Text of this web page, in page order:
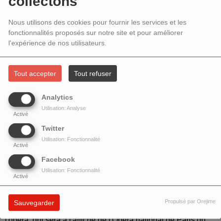
Nous utilisons des cookies pour fournir les services et les
fonctionnalités proposés sur notre site et pour améliorer
l'expérience de nos utilisateurs.
Tout accepter Tout refuser
Analytics
Activé
Utilisation: Analyse
Twitter
Activé
Utilisation: Fonctionnalité
Facebook
Activé
Utilisation: Fonctionnalité
Sauvegarder Propulsé par Orejime
WAGNER
HARMONIE DU SOIR # 76 - TRISTAN ET ISOLDE DE
Une émission consacrée à ce monument de l'histoire de